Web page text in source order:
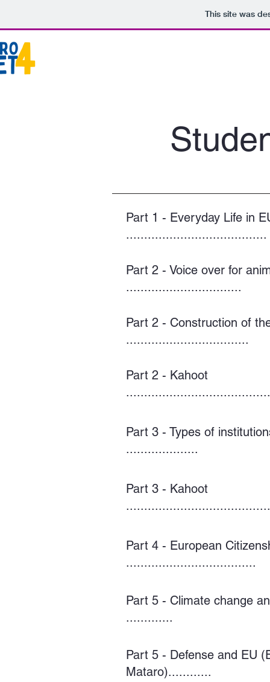
This site was
Part 1 - Everyday Life in
.......................................
Part 2 - Voice over for
................................
Part 2 - Construction of
..................................
Part 2 - Kahoot
Part 3 - Types of
....................
Part 3 - Kahoot
Part 4 - European
....................................
Part 5 - Climate change
.............
Part 5 - Defense and EU
Mataro)............